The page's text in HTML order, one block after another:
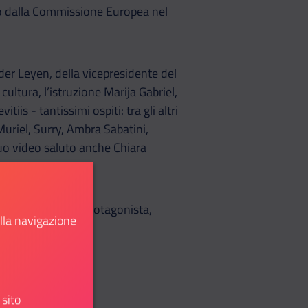
Commissione Europea nel
Leyen, della vicepresidente del
l’istruzione Marija Gabriel,
- tantissimi ospiti: tra gli altri
Surry, Ambra Sabatini,
video saluto anche Chiara
stato grande protagonista,
navigazione